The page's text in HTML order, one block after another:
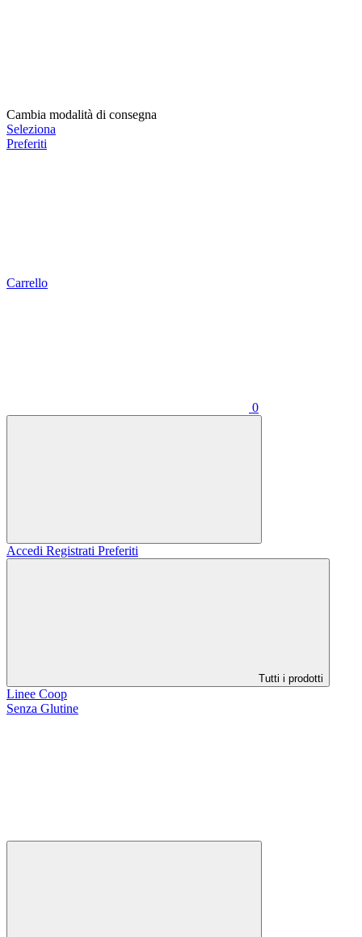
Cambia modalità di consegna
Seleziona
Preferiti
Carrello
0
Accedi Registrati Preferiti
Tutti i prodotti
Linee Coop
Senza Glutine